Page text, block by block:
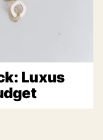
Luxus